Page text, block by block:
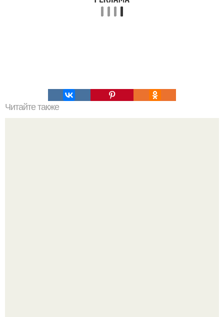
Читайте также